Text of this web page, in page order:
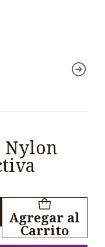
Nylon
Agregar al
Carrito